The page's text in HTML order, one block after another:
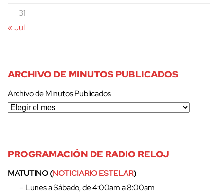
31
« Jul
ARCHIVO DE MINUTOS PUBLICADOS
Archivo de Minutos Publicados
PROGRAMACIÓN DE RADIO RELOJ
MATUTINO (NOTICIARIO ESTELAR)
– Lunes a Sábado, de 4:00am a 8:00am